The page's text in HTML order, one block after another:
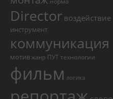
Director воздействие
инструмент
коммуникация
мотив жанр ПУТ технологии
фильм логика